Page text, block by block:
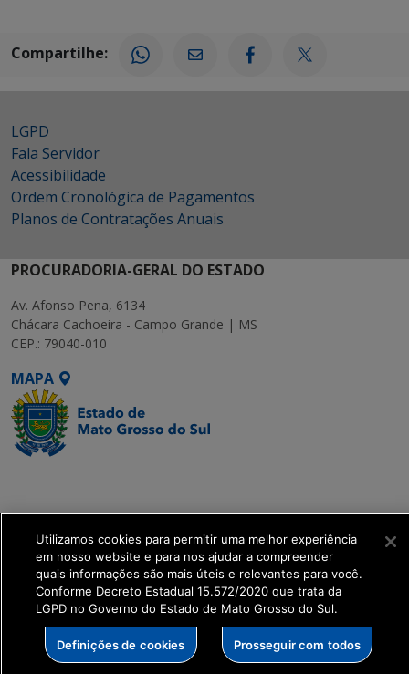
Compartilhe:
LGPD
Fala Servidor
Acessibilidade
Ordem Cronológica de Pagamentos
Planos de Contratações Anuais
PROCURADORIA-GERAL DO ESTADO
Av. Afonso Pena, 6134
Chácara Cachoeira - Campo Grande | MS
CEP.: 79040-010
MAPA
get_footer();
Utilizamos cookies para permitir uma melhor experiência
em nosso website e para nos ajudar a compreender
quais informações são mais úteis e relevantes para você.
Conforme Decreto Estadual 15.572/2020 que trata da
LGPD no Governo do Estado de Mato Grosso do Sul.
Definições de cookies Prosseguir com todos